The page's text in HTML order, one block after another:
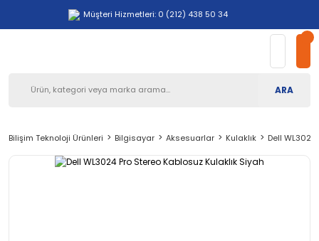
Müşteri Hizmetleri: 0 (212) 438 50 34
ARA
Bilişim Teknoloji Ürünleri Bilgisayar Aksesuarlar Kulaklık Dell